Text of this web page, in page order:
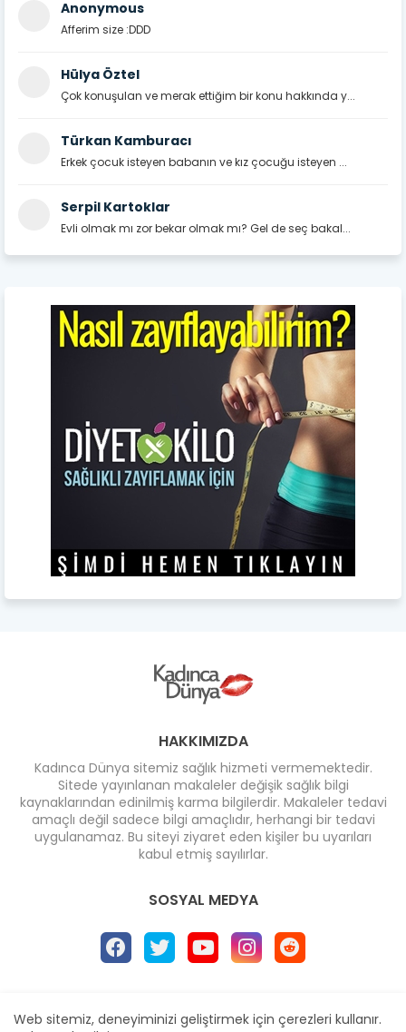
Anonymous
Afferim size :DDD
Hülya Öztel
Çok konuşulan ve merak ettiğim bir konu hakkında y...
Türkan Kamburacı
Erkek çocuk isteyen babanın ve kız çocuğu isteyen ...
Serpil Kartoklar
Evli olmak mı zor bekar olmak mı? Gel de seç bakal...
HAKKIMIZDA
Kadınca Dünya sitemiz sağlık hizmeti vermemektedir.
Sitede yayınlanan makaleler değişik sağlık bilgi
kaynaklarından edinilmiş karma bilgilerdir. Makaleler tedavi
amaçlı değil sadece bilgi amaçlıdır, herhangi bir tedavi
uygulanamaz. Bu siteyi ziyaret eden kişiler bu uyarıları
kabul etmiş sayılırlar.
SOSYAL MEDYA
Web sitemiz, deneyiminizi geliştirmek için çerezleri kullanır.